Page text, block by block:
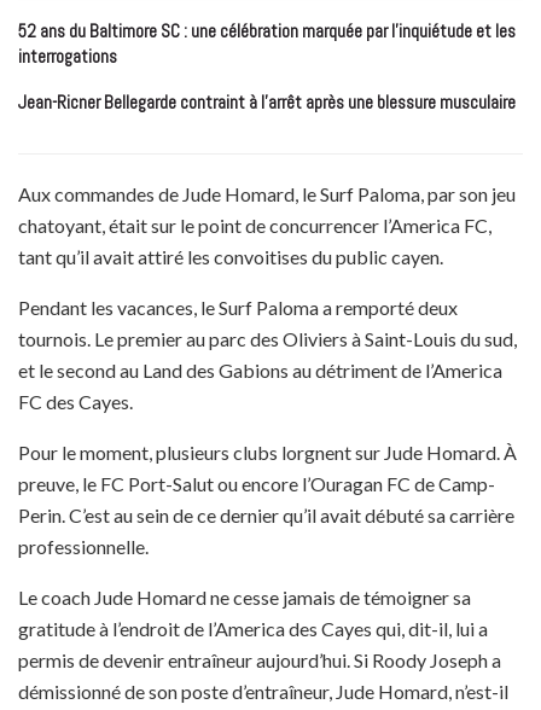
52 ans du Baltimore SC : une célébration marquée par l’inquiétude et les
interrogations
Jean-Ricner Bellegarde contraint à l’arrêt après une blessure musculaire
Aux commandes de Jude Homard, le Surf Paloma, par son jeu
chatoyant, était sur le point de concurrencer l’America FC,
tant qu’il avait attiré les convoitises du public cayen.
Pendant les vacances, le Surf Paloma a remporté deux
tournois. Le premier au parc des Oliviers à Saint-Louis du sud,
et le second au Land des Gabions au détriment de l’America
FC des Cayes.
Pour le moment, plusieurs clubs lorgnent sur Jude Homard. À
preuve, le FC Port-Salut ou encore l’Ouragan FC de Camp-
Perin. C’est au sein de ce dernier qu’il avait débuté sa carrière
professionnelle.
Le coach Jude Homard ne cesse jamais de témoigner sa
gratitude à l’endroit de l’America des Cayes qui, dit-il, lui a
permis de devenir entraîneur aujourd’hui. Si Roody Joseph a
démissionné de son poste d’entraîneur, Jude Homard, n’est-il